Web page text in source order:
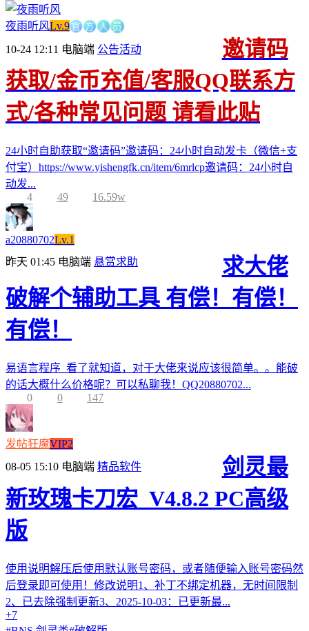
夜雨听风Lv.9官方人员
10-24 12:11 电脑端 公告活动
邀请码
获取/金币充值/客服QQ联系方
式/各种常见问题 请看此贴
24小时自助获取“邀请码”邀请码：24小时自动发卡（微信+支
付宝）https://www.yishengfk.cn/item/6mrlcp邀请码：24小时自
动发...
4
49 16.59w
a20880702Lv.1
昨天 01:45 电脑端 悬赏求助
求大佬
破解个辅助工具 有偿！有偿！
有偿！
易语言程序 看了就知道，对于大佬来说应该很简单。。能破
的话大概什么价格呢？可以私聊我！QQ20880702...
0
0 147
发帖狂魔VIP2
08-05 15:10 电脑端 精品软件
剑灵最
新玫瑰卡刀宏_V4.8.2 PC高级
版
使用说明解压后使用默认账号密码，或者随便输入账号密码然
后登录即可使用！修改说明1、补丁不绑定机器，无时间限制
2、已去除强制更新3、2025-10-03：已更新最...
+7